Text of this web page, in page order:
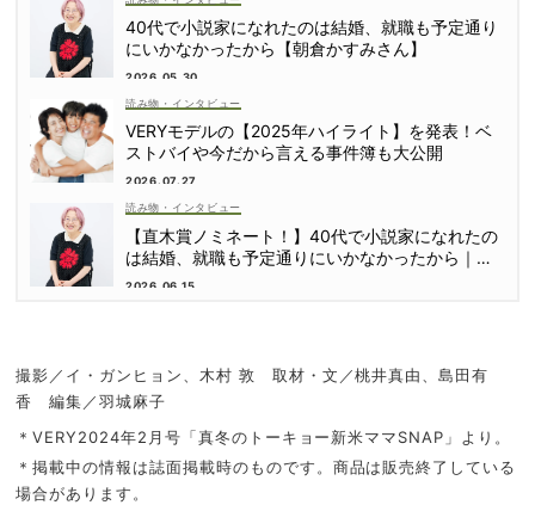
40代で小説家になれたのは結婚、就職も予定通り
にいかなかったから【朝倉かすみさん】
2026.05.30
読み物・インタビュー
VERYモデルの【2025年ハイライト】を発表！ベ
ストバイや今だから言える事件簿も大公開
2026.07.27
読み物・インタビュー
【直木賞ノミネート！】40代で小説家になれたの
は結婚、就職も予定通りにいかなかったから｜朝
倉かすみさん
2026.06.15
撮影／イ・ガンヒョン、木村 敦 取材・文／桃井真由、島田有
香 編集／羽城麻子
＊VERY2024年2月号「真冬のトーキョー新米ママSNAP」より。
＊掲載中の情報は誌面掲載時のものです。商品は販売終了している
場合があります。